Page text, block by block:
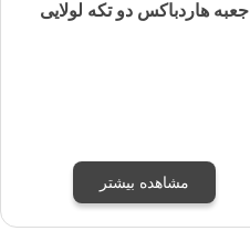
جعبه هاردباکس دو تکه لولایی
مشاهده بیشتر